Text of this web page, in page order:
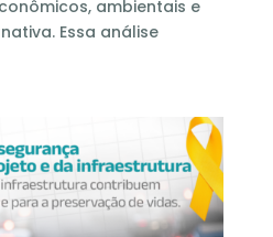
ambientais e
Essa análise